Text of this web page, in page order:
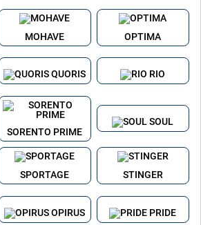
MOHAVE OPTIMA
QUORIS RIO
SORENTO PRIME
SOUL
SPORTAGE STINGER
OPIRUS PRIDE